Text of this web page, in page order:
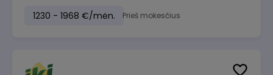
1230 - 1968 €/mėn. Prieš mokesčius